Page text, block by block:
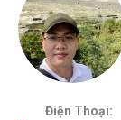
Điện Thoại: